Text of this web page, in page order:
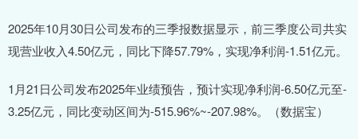
2025年10月30日公司发布的三季报数据显示，前三季度公司共实
现营业收入4.50亿元，同比下降57.79%，实现净利润-1.51亿元。
1月21日公司发布2025年业绩预告，预计实现净利润-6.50亿元至-
3.25亿元，同比变动区间为-515.96%~-207.98%。（数据宝）